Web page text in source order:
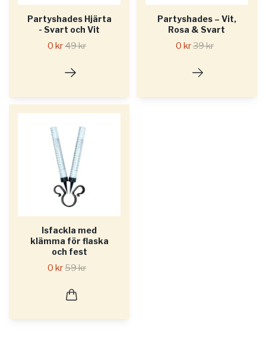
Partyshades Hjärta
- Svart och Vit
0 kr49 kr
Partyshades – Vit,
Rosa & Svart
0 kr39 kr
Isfackla med
klämma för flaska
och fest
0 kr59 kr